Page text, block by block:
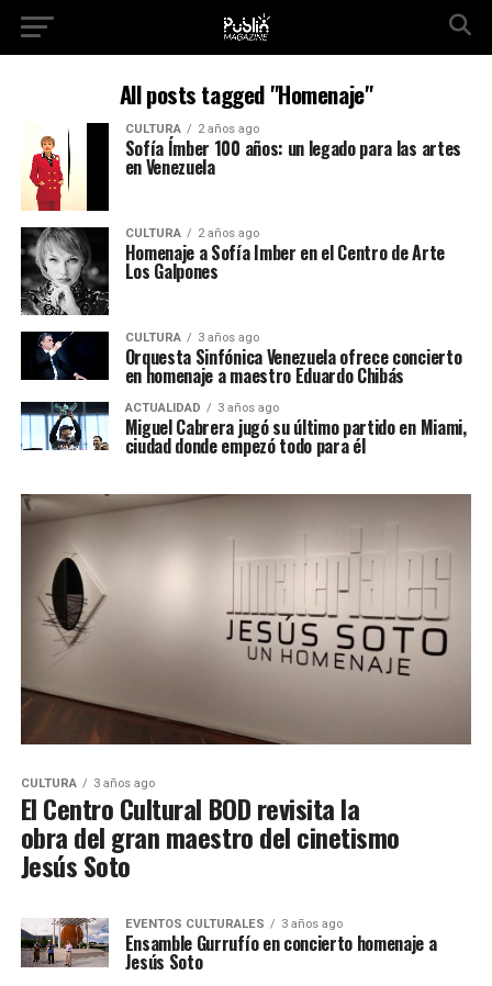
All posts tagged "Homenaje"
CULTURA 2 años ago
Sofía Ímber 100 años: un legado para las artes
en Venezuela
CULTURA 2 años ago
Homenaje a Sofía Imber en el Centro de Arte
Los Galpones
CULTURA 3 años ago
Orquesta Sinfónica Venezuela ofrece concierto
en homenaje a maestro Eduardo Chibás
ACTUALIDAD 3 años ago
Miguel Cabrera jugó su último partido en Miami,
ciudad donde empezó todo para él
CULTURA 3 años ago
El Centro Cultural BOD revisita la
obra del gran maestro del cinetismo
Jesús Soto
EVENTOS CULTURALES 3 años ago
Ensamble Gurrufío en concierto homenaje a
Jesús Soto